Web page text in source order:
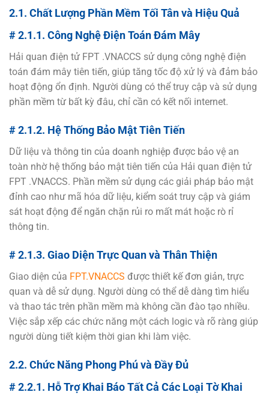
2.1. Chất Lượng Phần Mềm Tối Tân và Hiệu Quả
# 2.1.1. Công Nghệ Điện Toán Đám Mây
Hải quan điện tử FPT .VNACCS sử dụng công nghệ điện
toán đám mây tiên tiến, giúp tăng tốc độ xử lý và đảm bảo
hoạt động ổn định. Người dùng có thể truy cập và sử dụng
phần mềm từ bất kỳ đâu, chỉ cần có kết nối internet.
# 2.1.2. Hệ Thống Bảo Mật Tiên Tiến
Dữ liệu và thông tin của doanh nghiệp được bảo vệ an
toàn nhờ hệ thống bảo mật tiên tiến của Hải quan điện tử
FPT .VNACCS. Phần mềm sử dụng các giải pháp bảo mật
đỉnh cao như mã hóa dữ liệu, kiểm soát truy cập và giám
sát hoạt động để ngăn chặn rủi ro mất mát hoặc rò rỉ
thông tin.
# 2.1.3. Giao Diện Trực Quan và Thân Thiện
Giao diện của FPT.VNACCS được thiết kế đơn giản, trực
quan và dễ sử dụng. Người dùng có thể dễ dàng tìm hiểu
và thao tác trên phần mềm mà không cần đào tạo nhiều.
Việc sắp xếp các chức năng một cách logic và rõ ràng giúp
người dùng tiết kiệm thời gian khi làm việc.
2.2. Chức Năng Phong Phú và Đầy Đủ
# 2.2.1. Hỗ Trợ Khai Báo Tất Cả Các Loại Tờ Khai